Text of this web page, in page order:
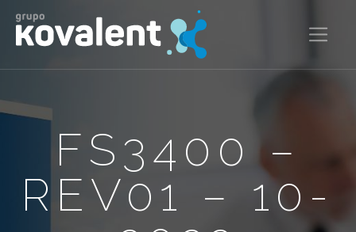
FS3400 –
REV01 – 10-